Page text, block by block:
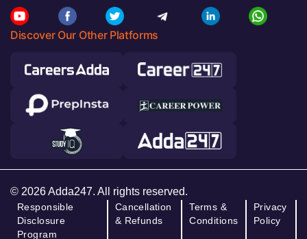
Discover Our Other Platforms
© 2026 Adda247. All rights reserved.
Responsible
Disclosure
Program
Cancellation
& Refunds
Terms &
Conditions
Privacy
Policy